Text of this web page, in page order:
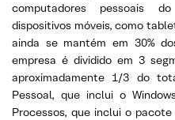
computadores pessoais
dispositivos móveis, como
ainda se mantém em 30%
empresa é dividido em 3
aproximadamente 1/3 do
Pessoal, que inclui o
Processos, que inclui o